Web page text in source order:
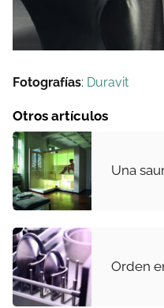
Fotografías: Duravit
Otros artículos
Una
Orden